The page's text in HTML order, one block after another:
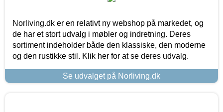
Norliving.dk er en relativt ny webshop på markedet, og
de har et stort udvalg i møbler og indretning. Deres
sortiment indeholder både den klassiske, den moderne
og den rustikke stil. Klik her for at se deres udvalg.
Se udvalget på Norliving.dk